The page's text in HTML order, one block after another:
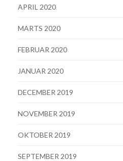
APRIL 2020
MARTS 2020
FEBRUAR 2020
JANUAR 2020
DECEMBER 2019
NOVEMBER 2019
OKTOBER 2019
SEPTEMBER 2019